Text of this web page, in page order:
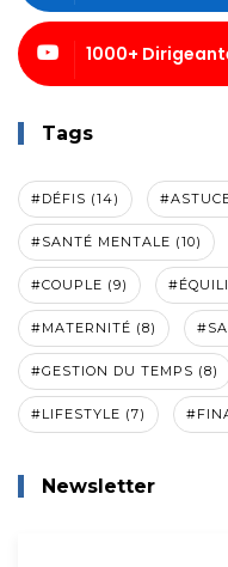
1000+
Tags
#DÉFIS (14)
#SANTÉ MENTALE (10)
#COUPLE (9)
#MATERNITÉ (8)
#GESTION DU TEMPS (8)
#LIFESTYLE (7)
Newsletter